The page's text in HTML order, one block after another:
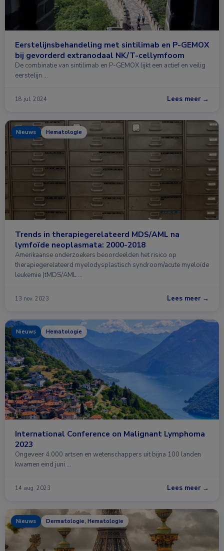
Eerstelijnsbehandeling met sintilimab en P-GEMOX
bij gevorderd extranodaal NK/T-cellymfoom
De combinatie van sintilimab en P-GEMOX lijkt een actief en veilig
eerstelijn …
18 jul. 2024 Lees meer →
Nieuws Hematologie
Trends in therapiegerelateerd MDS/AML na
lymfoïde neoplasmata: 2000-2018
Amerikaanse onderzoekers beoordeelden het risico op
therapiegerelateerd myelodysplastisch syndroom/acute myeloïde
leukemie (tMDS/AML …
13 nov. 2023 Lees meer →
Nieuws Hematologie
International Conference on Malignant Lymphoma
2023
Ongeveer 4.000 artsen en wetenschappers uit bijna 100 landen
kwamen eind juni …
14 aug. 2023 Lees meer →
Nieuws Dermatologie, Hematologie